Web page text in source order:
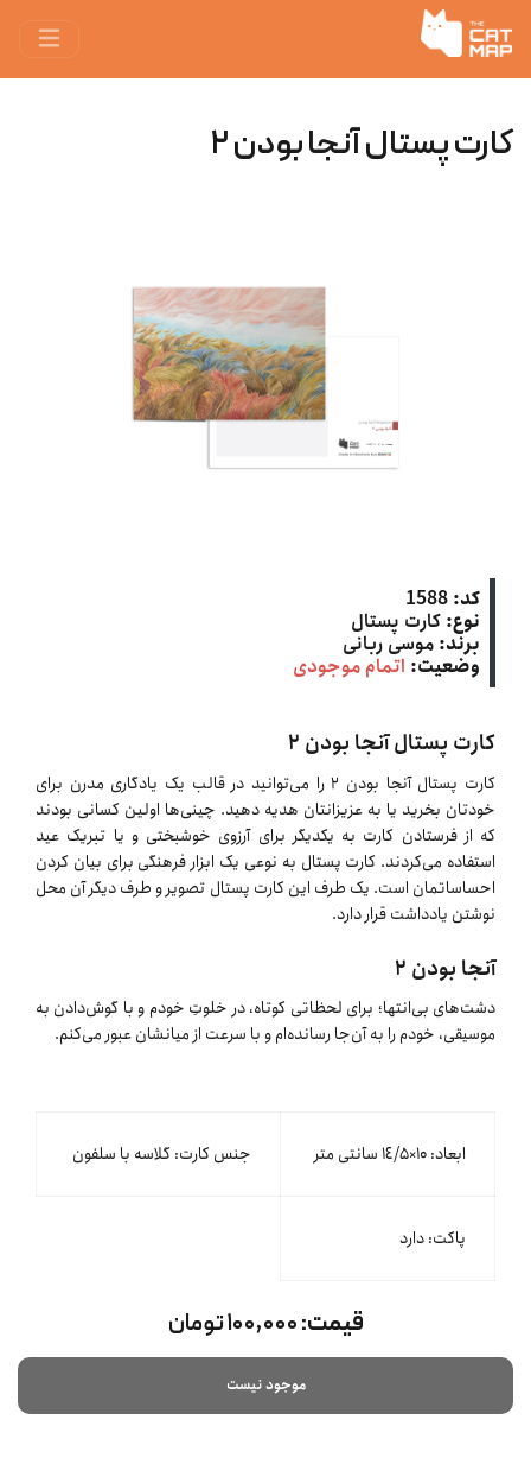
کارت پستال آنجا بودن ٢
کد: 1588
نوع: کارت پستال
برند: موسی ربانی
وضعیت: اتمام موجودی
کارت پستال آنجا بودن ٢
کارت پستال آنجا بودن ٢ را می‌توانید در قالب یک یادگاری مدرن برای
خودتان بخرید یا به عزیزانتان هدیه دهید. چینی‌ها اولین کسانی بودند
که از فرستادن کارت به یکدیگر برای آرزوی خوشبختی و یا تبریک عید
استفاده می‌کردند. کارت پستال به نوعی یک ابزار فرهنگی برای بیان کردن
احساساتمان است. یک طرف این کارت پستال تصویر و طرف دیگر آن محل
نوشتن یادداشت قرار دارد.
آنجا بودن ٢
دشت‌های بی‌انتها؛ برای لحظاتی کوتاه، در خلوتِ خودم و با گوش‌دادن به
موسیقی، خودم را به آن‌جا رسانده‌ام و با سرعت از میانشان عبور می‌کنم.
ابعاد: ۱۰×١٤/۵ سانتی متر جنس کارت: گلاسه با سلفون
پاکت: دارد
قیمت:۱۰۰,۰۰۰ تومان
موجود نیست